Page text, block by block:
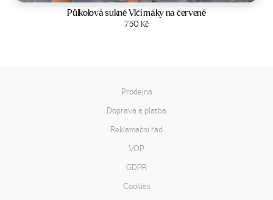
Půlkolová sukně Vlčí máky na červené
750 Kč
Zobrazit produkt
Prodejna
Doprava a platba
Reklamační řád
VOP
GDPR
Cookies